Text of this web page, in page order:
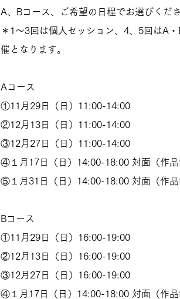
A、Bコース、ご希望の日程でお選びくださ
＊1〜3回は個人セッション、4、5回はA
催となります。
Aコース
①11月29日（日）11:00-14:00
②12月13日（日）11:00-14:00
③12月27日（日）11:00-14:00
④１月17日（日）14:00-18:00 対面（作品
⑤１月31日（日）14:00-18:00 対面（作品
Bコース
①11月29日（日）16:00-19:00
②12月13日（日）16:00-19:00
③12月27日（日）16:00-19:00
④１月17日（日）14:00-18:00 対面（作品